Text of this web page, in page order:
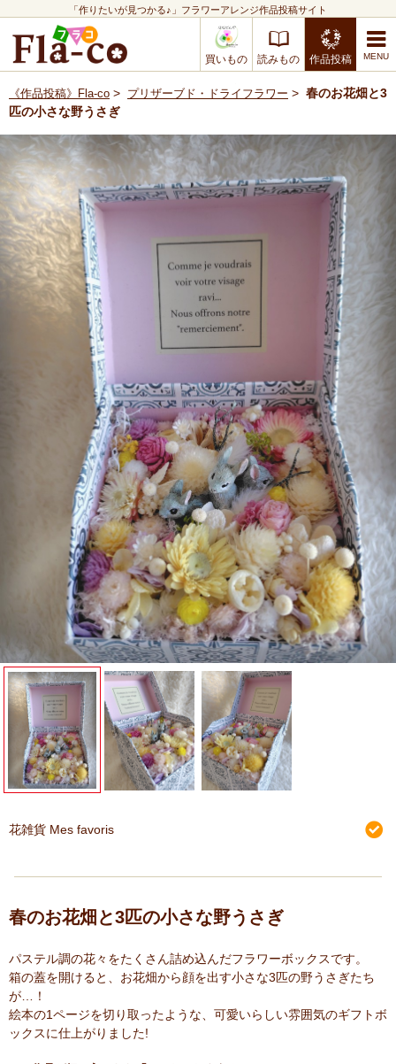
「作りたいが見つかる♪」フラワーアレンジ作品投稿サイト
買いもの 読みもの 作品投稿
《作品投稿》Fla-co > プリザーブド・ドライフラワー > 春のお花畑と3
匹の小さな野うさぎ
花雑貨 Mes favoris
春のお花畑と3匹の小さな野うさぎ
パステル調の花々をたくさん詰め込んだフラワーボックスです。
箱の蓋を開けると、お花畑から顔を出す小さな3匹の野うさぎたち
が…！
絵本の1ページを切り取ったような、可愛いらしい雰囲気のギフトボ
ックスに仕上がりました!